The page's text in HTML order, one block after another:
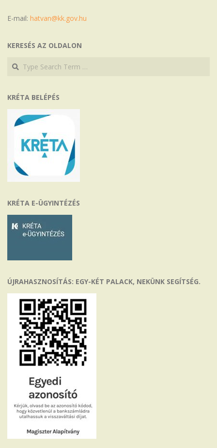
E-mail: hatvan@kk.gov.hu
KERESÉS AZ OLDALON
Search
Search
KRÉTA BELÉPÉS
KRÉTA E-ÜGYINTÉZÉS
ÚJRAHASZNOSÍTÁS: EGY-KÉT PALACK, NEKÜNK SEGÍTSÉG.